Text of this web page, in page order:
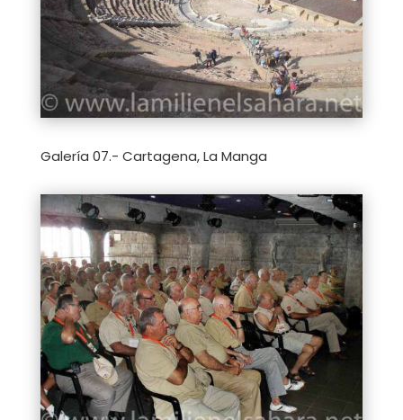
Galería 07.- Cartagena, La Manga